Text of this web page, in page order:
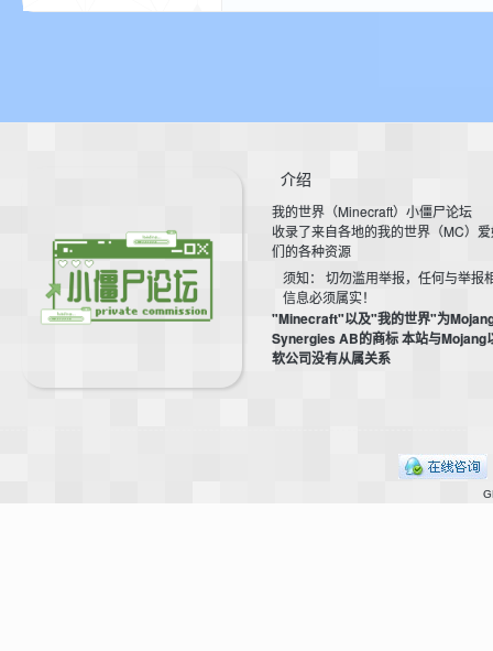
介绍
我的世界（Minecraft）小僵尸论坛
收录了来自各地的我的世界（MC）
们的各种资源
须知： 切勿滥用举报，任何与举报
信息必须属实！
"Minecraft"以及"我的世界"为
Synergies AB的商标 本站与Mojang
软公司没有从属关系